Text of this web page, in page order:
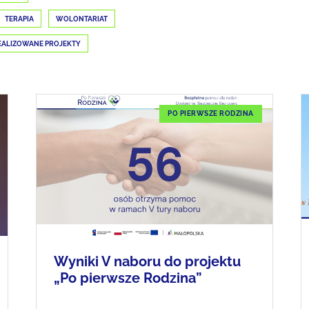
TERAPIA WOLONTARIAT
PROJEKTY
PO PIERWSZE RODZINA
Wyniki V naboru do projektu
„Po pierwsze Rodzina”